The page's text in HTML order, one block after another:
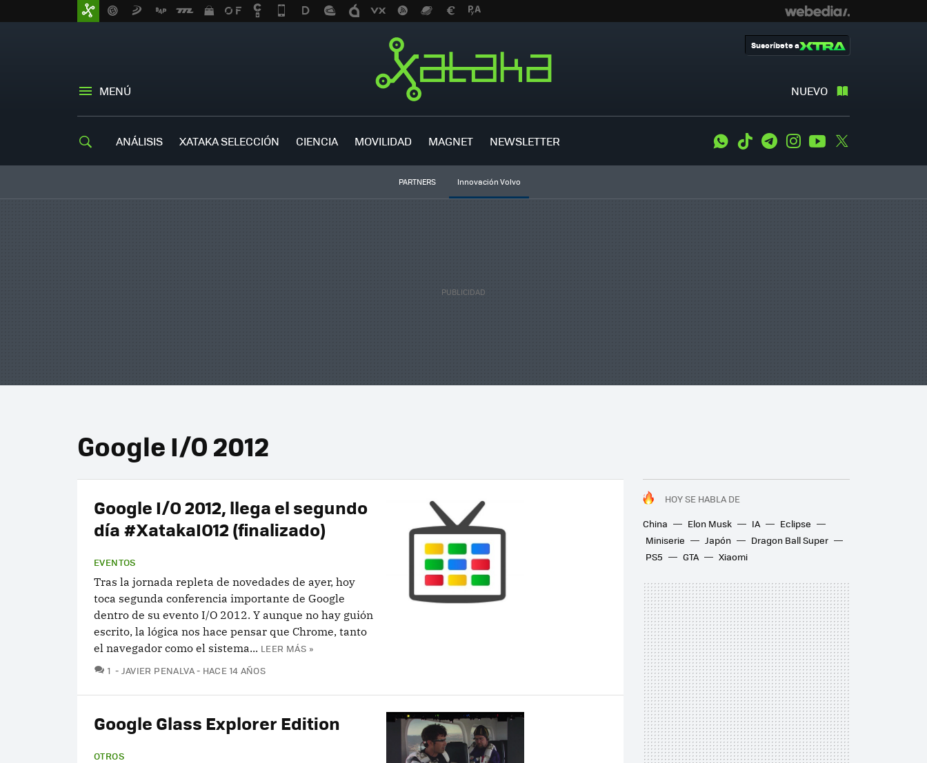
MENÚ NUEVO
Suscríbete a
ANÁLISIS XATAKA SELECCIÓN CIENCIA MOVILIDAD MAGNET NEWSLETTER WhatsApp
Tiktok TelegramInstagramYoutube
PARTNERS Innovación Volvo
Google I/O 2012
HOY SE HABLA DE
China
Elon Musk IA
Eclipse
Miniserie
Japón
Dragon Ball Super
PS5
GTA Xiaomi
Google I/O 2012, llega el segundo
día #XatakaIO12 (finalizado)
EVENTOS
Tras la jornada repleta de novedades de ayer, hoy
toca segunda conferencia importante de Google
dentro de su evento I/O 2012. Y aunque no hay guión
escrito, la lógica nos hace pensar que Chrome, tanto
el navegador como el sistema... LEER MÁS »
1 COMENTARIOS
JAVIER PENALVA HACE 14 AÑOS
Google Glass Explorer Edition
OTROS